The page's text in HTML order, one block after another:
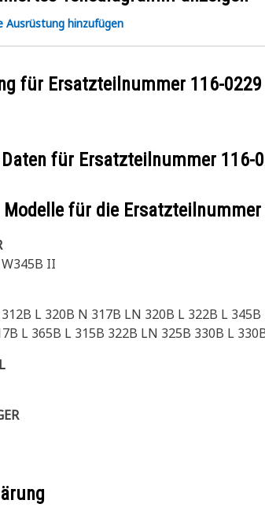
Ausrüstung hinzufügen
für Ersatzteilnummer 116-0229
für Ersatzteilnummer 116-
Modelle für die Ersatzteilnummer
II
L 320B N 317B LN 320B L 322B L
L 365B L 315B 322B LN 325B 330B L